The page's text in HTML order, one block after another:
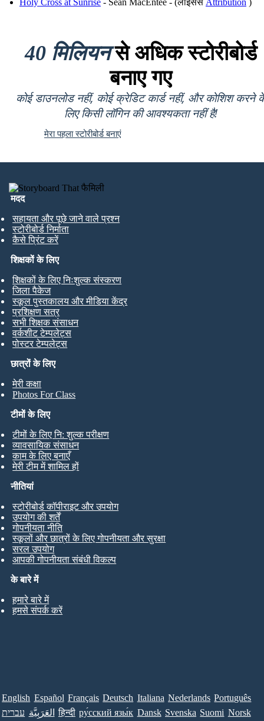
Holy Cross at Sunrise - Sean MacEntee - (लाइसेंस Attribution )
40 मिलियनसे अधिक स्टोरीबोर्ड
बनाए गए
कोई डाउनलोड नहीं, कोई क्रेडिट कार्ड नहीं, और कोशिश करने
लिए किसी लॉगिन की आवश्यकता नहीं है!
मेरा पहला स्टोरीबोर्ड बनाएं
मदद
सहायता और पूछे जाने वाले प्रश्न
स्टोरीबोर्ड निर्माता
कैसे प्रिंट करें
छात्रों के लिए
मेरी कक्षा
Photos For Class
शिक्षकों के लिए
शिक्षकों के लिए निःशुल्क संस्करण
जिला पैकेज
स्कूल पुस्तकालय और मीडिया केंद्र
प्रशिक्षण सत्र
सभी शिक्षक संसाधन
वर्कशीट टेम्पलेट्स
पोस्टर टेम्पलेट्स
टीमों के लिए
टीमों के लिए नि: शुल्क परीक्षण
व्यावसायिक संसाधन
काम के लिए बनाएँ
मेरी टीम में शामिल हों
के बारे में
हमारे बारे में
हमसे संपर्क करें
नीतियां
स्टोरीबोर्ड कॉपीराइट और उपयोग
उपयोग की शर्तें
गोपनीयता नीति
स्कूलों और छात्रों के लिए गोपनीयता और सुरक्षा
सरल उपयोग
आपकी गोपनीयता संबंधी विकल्प
English Español Français Deutsch Italiana Nederlands Português
עברית العَرَبِيَّة हिन्दी ру́сский язы́к Dansk Svenska Suomi Norsk